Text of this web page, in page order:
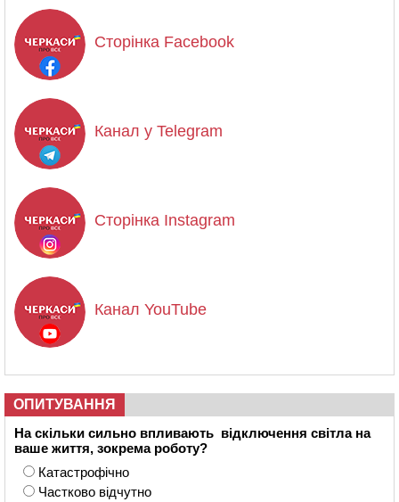
Сторінка Facebook
Канал у Telegram
Сторінка Instagram
Канал YouTube
ОПИТУВАННЯ
На скільки сильно впливають відключення світла на
ваше життя, зокрема роботу?
Катастрофічно
Частково відчутно